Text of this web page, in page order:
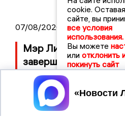
07/08/2026 12:03
Мэр Липецка
завершить
правилу Парето.
cookie.
сайте, вы
все условия
использования.
Вы можете
или отклонить
покинуть сайт
Принять